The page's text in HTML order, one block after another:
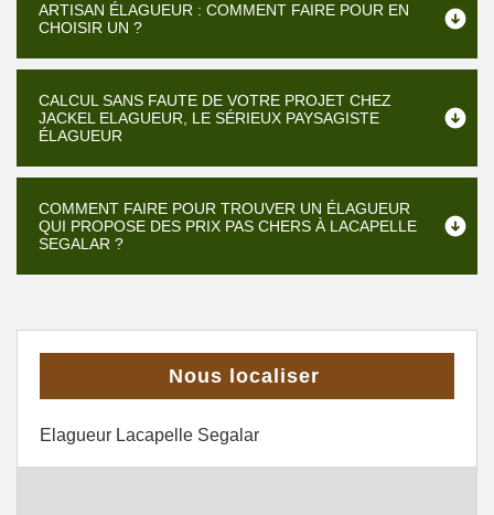
ARTISAN ÉLAGUEUR : COMMENT FAIRE POUR EN
CHOISIR UN ?
CALCUL SANS FAUTE DE VOTRE PROJET CHEZ
JACKEL ELAGUEUR, LE SÉRIEUX PAYSAGISTE
ÉLAGUEUR
COMMENT FAIRE POUR TROUVER UN ÉLAGUEUR
QUI PROPOSE DES PRIX PAS CHERS À LACAPELLE
SEGALAR ?
Nous localiser
Elagueur Lacapelle Segalar